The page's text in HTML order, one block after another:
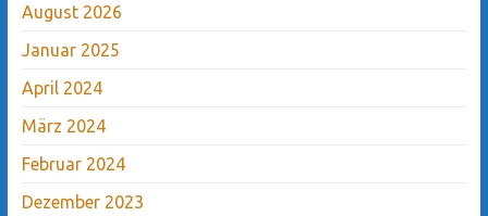
August 2026
Januar 2025
April 2024
März 2024
Februar 2024
Dezember 2023